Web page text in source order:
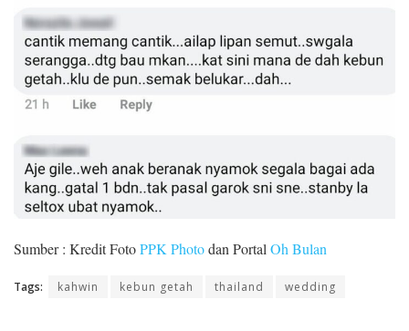
Sumber : Kredit FotoPPK Photodan Portal Oh Bulan
Tags: kahwin kebun getah thailand wedding